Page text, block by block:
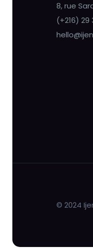
8, rue
(+216) 29
© 2024